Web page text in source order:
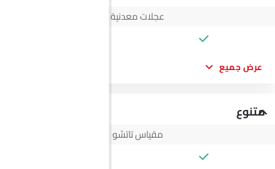
عجلات معدنية
عرض جميع
متنوع
مقياس تاتشو